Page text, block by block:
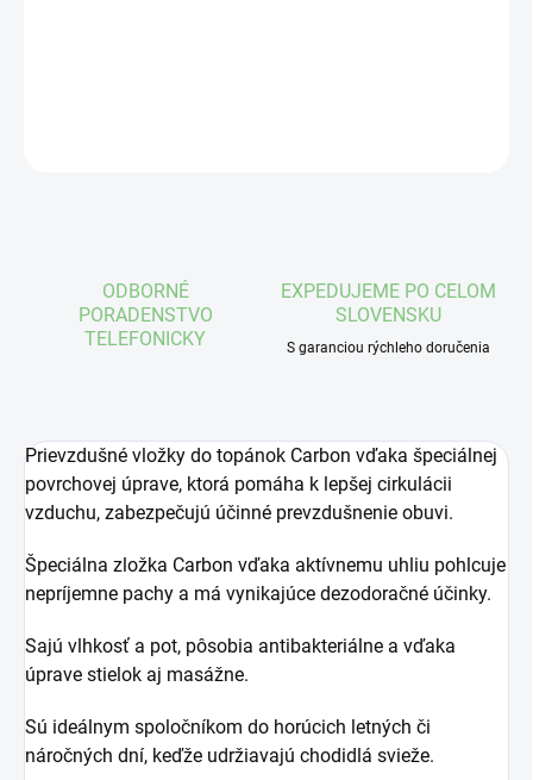
ODBORNÉ
PORADENSTVO
TELEFONICKY
EXPEDUJEME PO CELOM
SLOVENSKU
S garanciou rýchleho doručenia
Prievzdušné vložky do topánok Carbon vďaka špeciálnej
povrchovej úprave, ktorá pomáha k lepšej cirkulácii
vzduchu, zabezpečujú účinné prevzdušnenie obuvi.
Špeciálna zložka Carbon vďaka aktívnemu uhliu pohlcuje
nepríjemne pachy a má vynikajúce dezodoračné účinky.
Sajú vlhkosť a pot, pôsobia antibakteriálne a vďaka
úprave stielok aj masážne.
Sú ideálnym spoločníkom do horúcich letných či
náročných dní, keďže udržiavajú chodidlá svieže.